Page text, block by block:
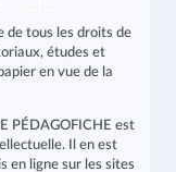
de tous les droits de
études et
en vue de la
PÉDAGOFICHE est
Il en est
en ligne sur les sites